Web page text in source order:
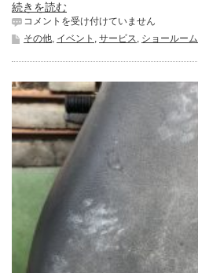
続きを読む
青
崩
原
ツ
ー
ン
グ
は
コメントを受け付けていません
その他, イベント , サービス, ショールーム